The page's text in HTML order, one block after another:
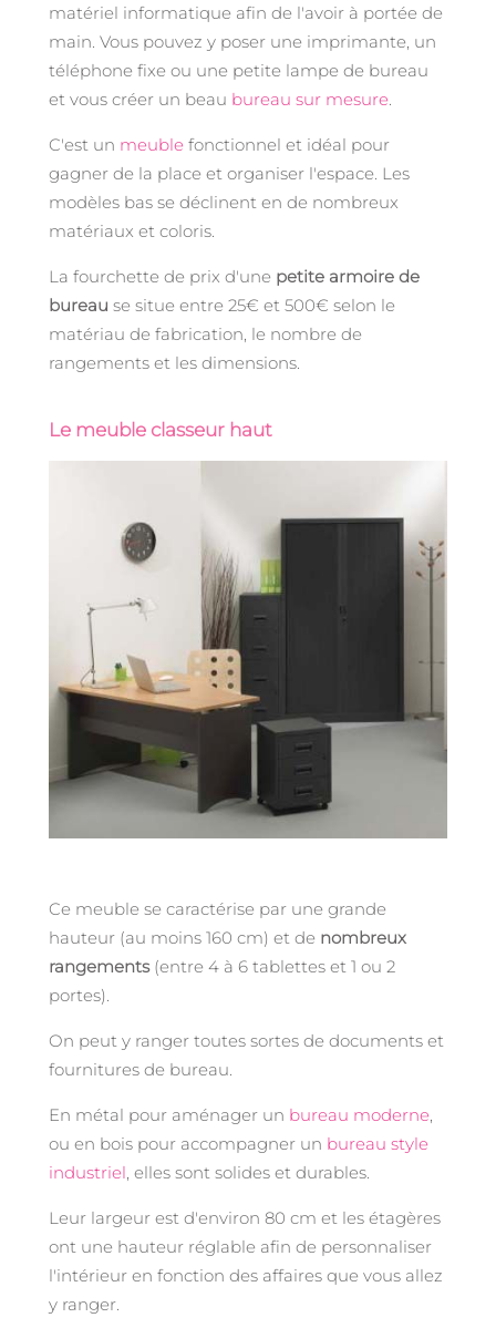
matériel informatique afin de l'avoir à portée de
main. Vous pouvez y poser une imprimante, un
téléphone fixe ou une petite lampe de bureau
et vous créer un beau bureau sur mesure
C'est un meuble fonctionnel et idéal pour
gagner de la place et organiser l'espace. Les
modèles bas se déclinent en de nombreux
matériaux et coloris.
La fourchette de prix d'une petite armoire de
bureau se situe entre 25€ et 500€ selon le
matériau de fabrication, le nombre de
rangements et les dimensions.
Le meuble classeur haut
Ce meuble se caractérise par une grande
hauteur (au moins 160 cm) et de nombreux
rangements(entre 4 à 6 tablettes et 1 ou 2
portes).
On peut y ranger toutes sortes de documents et
fournitures de bureau.
En métal pour aménager un bureau moderne,
ou en bois pour accompagner un bureau style
industriel, elles sont solides et durables.
Leur largeur est d'environ 80 cm et les étagères
ont une hauteur réglable afin de personnaliser
l'intérieur en fonction des affaires que vous allez
y ranger.